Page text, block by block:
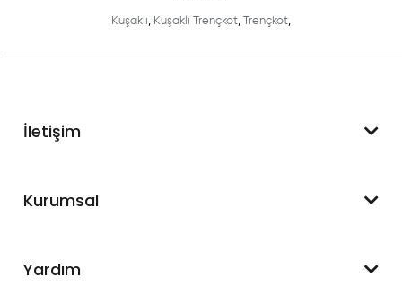
Kuşaklı, Kuşaklı Trençkot, Trençkot,
İletişim
WhatsApp Destek
Kurumsal
Hakkımızda
Yardım